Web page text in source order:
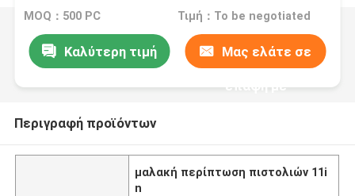
περίστροφων
MOQ：500 PC Τιμή：To be negotiated
Καλύτερη τιμή Μας ελάτε σε
επαφή με
Περιγραφή προϊόντων
μαλακή περίπτωση πιστολιών 11i
n